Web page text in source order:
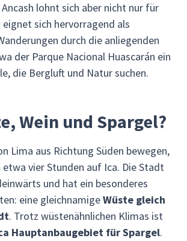
Ancash lohnt sich aber nicht nur für
eignet sich hervorragend als
durch die anliegenden
der Parque Nacional Huascarán ein
die Bergluft und Natur suchen.
Wein und Spargel?
Lima aus Richtung Süden bewegen,
etwa vier Stunden auf Ica. Die Stadt
und hat ein besonderes
eine gleichnamigeWüste gleich
. Trotz wüstenähnlichen Klimas ist
Hauptanbaugebiet für Spargel.